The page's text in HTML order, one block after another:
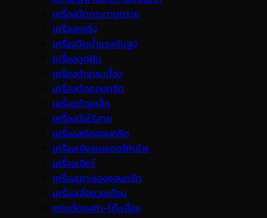
เครื่องขัดกระดาษทราย
เครื่องคอริ่ง
เครื่องฉีดน้ำแรงดันสูง
เครื่องดูดฝุ่น
เครื่องตัดกระเบื้อง
เครื่องตัดคอนกรีต
เครื่องตัดเหล็ก
เครื่องมือไร้สาย
เครื่องสกัดคอนกรีต
เครื่องเจียรมอเตอร์หินไฟ
เครื่องเจียร์
เครื่องเซาะร่องคอนกรีต
เครื่องเลื่อยวงเดือน
แท่นตัดองศา-โต๊ะเลื่อย